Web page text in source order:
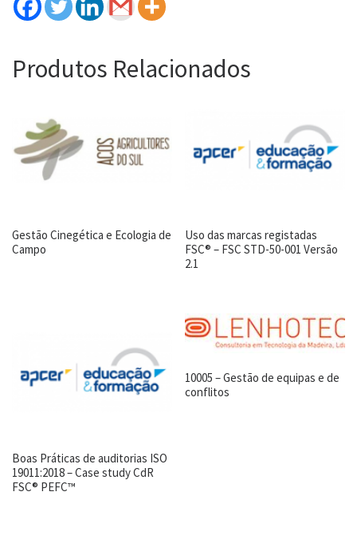
Produtos Relacionados
Gestão Cinegética e Ecologia de
Campo
Uso das marcas registadas
FSC® – FSC STD-50-001 Versão
2.1
Boas Práticas de auditorias ISO
19011:2018 – Case study CdR
FSC® PEFC™
10005 – Gestão de equipas e de
conflitos